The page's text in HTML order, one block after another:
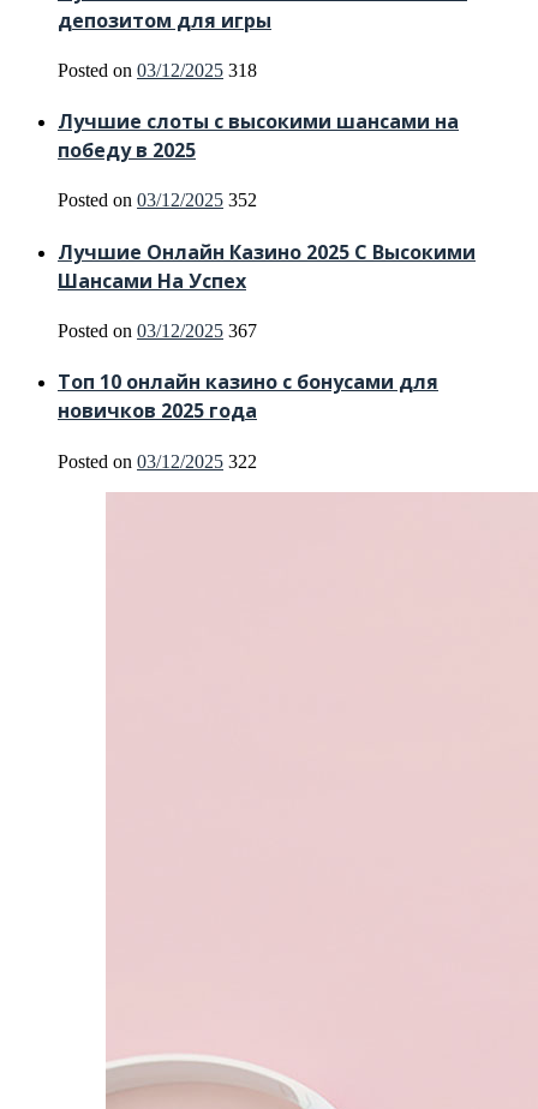
депозитом для игры
Posted on 03/12/2025 318
Лучшие слоты с высокими шансами на
победу в 2025
Posted on 03/12/2025 352
Лучшие Онлайн Казино 2025 С Высокими
Шансами На Успех
Posted on 03/12/2025 367
Топ 10 онлайн казино с бонусами для
новичков 2025 года
Posted on 03/12/2025 322